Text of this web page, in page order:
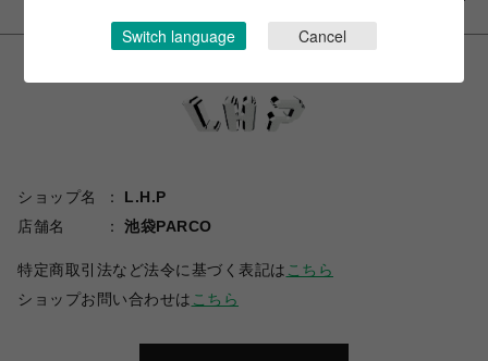
ショップ名
L.H.P
店舗名
池袋PARCO
特定商取引法など法令に基づく表記は こちら
ショップお問い合わせは こちら
Switch language Cancel